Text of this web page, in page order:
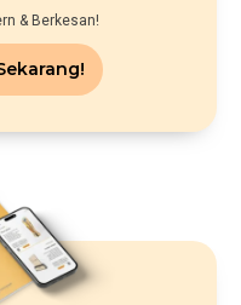
& Berkesan!